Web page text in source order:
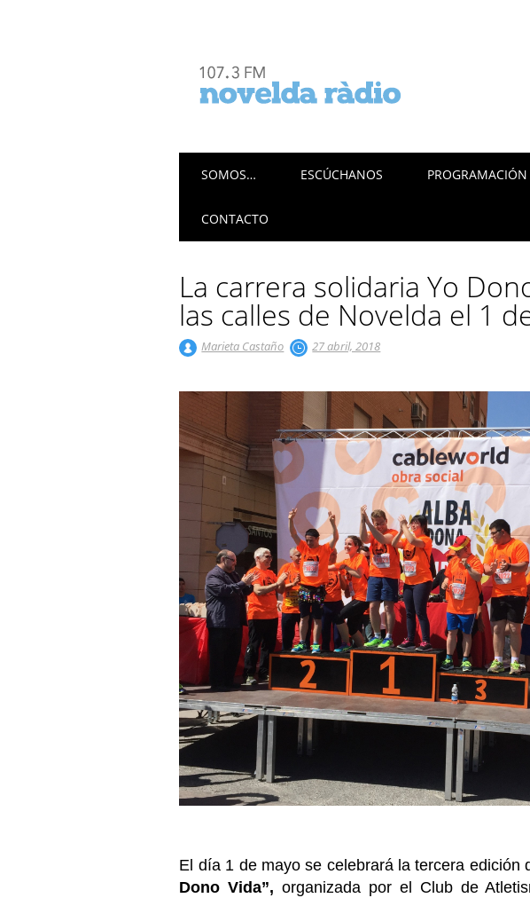
Menú principal
SOMOS… ESCÚCHANOS PROGRAMACIÓN
CONTACTO
La carrera solidaria Yo
las calles de Novelda el 1
Marieta Castaño 27 abril, 2018
El día 1 de mayo se celebrará la tercera edición
Dono Vida”,organizada por el Club de